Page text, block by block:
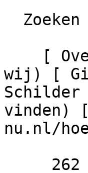
wij) [
vinden)
nu.nl/